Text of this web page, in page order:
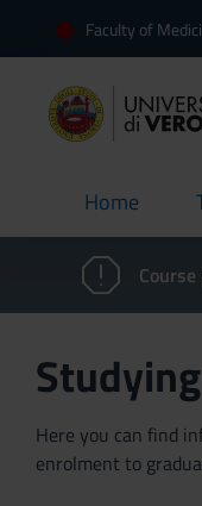
Faculty of
Home
current
Here you can find
enrolment to